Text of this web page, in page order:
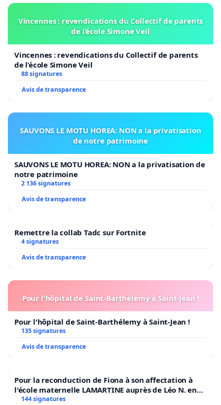
Vincennes : revendications du Collectif de parents
de l’école Simone Veil
Vincennes : revendications du Collectif de parents
de l’école Simone Veil
88 signatures
Avis de transparence
SAUVONS LE MOTU HOREA: NON a la privatisation
de notre patrimoine
SAUVONS LE MOTU HOREA: NON a la privatisation de
notre patrimoine
2 136 signatures
Avis de transparence
Remettre la collab Tadc sur Fortnite
4 signatures
Avis de transparence
Pour l'hôpital de Saint-Barthélemy à Saint-Jean !
Pour l'hôpital de Saint-Barthélemy à Saint-Jean !
135 signatures
Avis de transparence
Pour la reconduction de Fiona à son affectation à
l'école maternelle LAMARTINE auprès de Léo N. en
2026/2027
144 signatures